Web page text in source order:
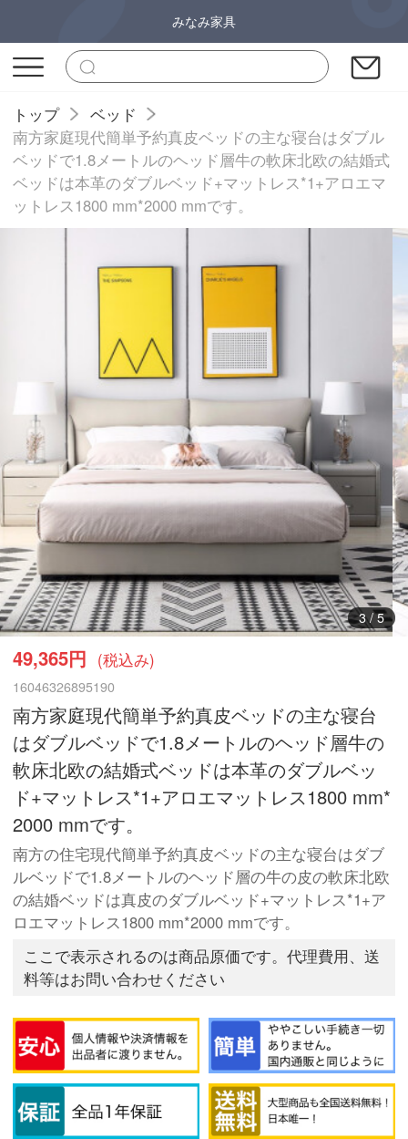
みなみ家具
トップ
ベッド
南方家庭現代簡単予約真皮ベッドの主な寝台はダブル
ベッドで1.8メートルのヘッド層牛の軟床北欧の結婚式
ベッドは本革のダブルベッド+マットレス*1+アロエマ
ットレス1800 mm*2000 mmです。
3/5
49,365円 (税込み)
16046326895190
南方家庭現代簡単予約真皮ベッドの主な寝台
はダブルベッドで1.8メートルのヘッド層牛の
軟床北欧の結婚式ベッドは本革のダブルベッ
ド+マットレス*1+アロエマットレス1800 mm*
2000 mmです。
南方の住宅現代簡単予約真皮ベッドの主な寝台はダブ
ルベッドで1.8メートルのヘッド層の牛の皮の軟床北欧
の結婚ベッドは真皮のダブルベッド+マットレス*1+ア
ロエマットレス1800 mm*2000 mmです。
ここで表示されるのは商品原価です。代理費用、送
料等はお問い合わせください